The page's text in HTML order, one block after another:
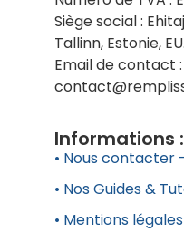
Siège social :
Tallinn, Estonie,
Email de contact :
Informations :
• Nous contacter
• Nos Guides &
• Mentions